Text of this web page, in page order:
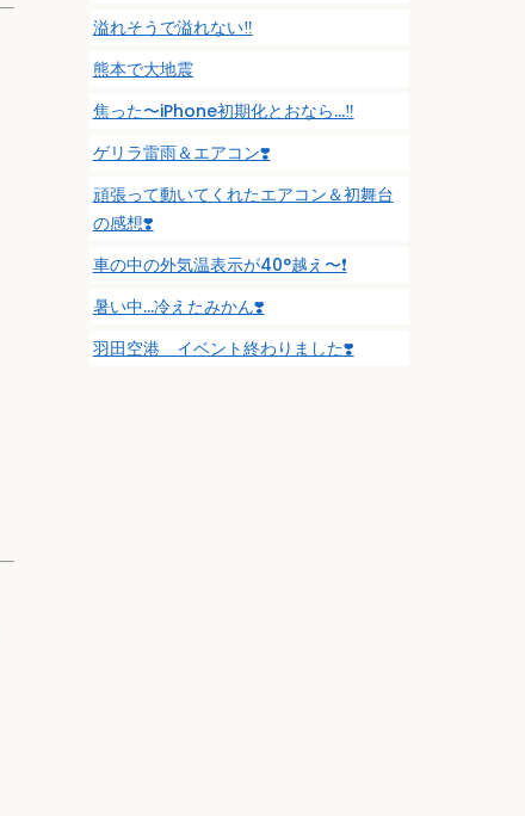
溢れそうで溢れない‼️
熊本で大地震
焦った〜iPhone初期化とおなら…‼️
ゲリラ雷雨＆エアコン❣️
頑張って動いてくれたエアコン＆初舞台
の感想❣️
車の中の外気温表示が40°越え〜❗️
暑い中…冷えたみかん❣️
羽田空港 イベント終わりました❣️